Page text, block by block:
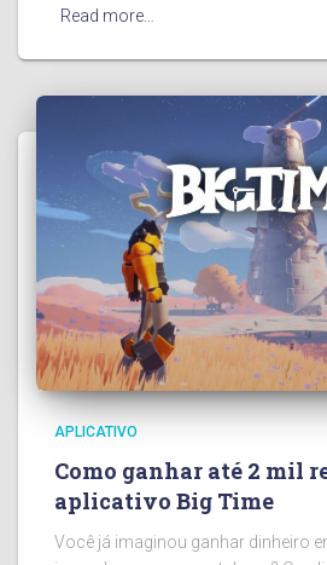
Read more…
APLICATIVO
Como ganhar até 2 mil
aplicativo Big Time
Você já imaginou ganhar dinheiro